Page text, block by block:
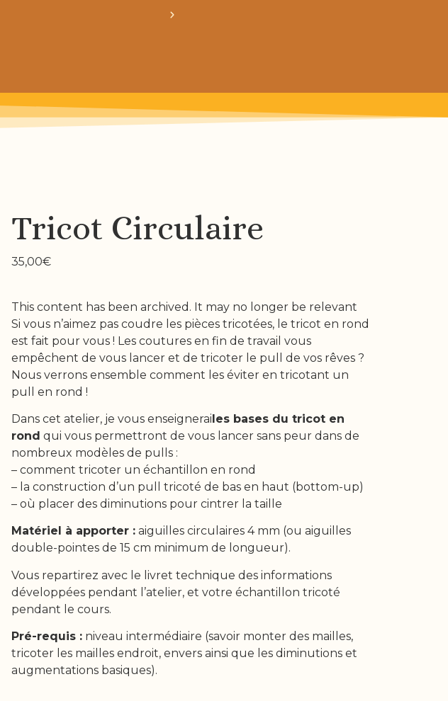
Tricot Circulaire
35,00€
This content has been archived. It may no longer be relevant
Si vous n’aimez pas coudre les pièces tricotées, le tricot en rond
est fait pour vous ! Les coutures en fin de travail vous
empêchent de vous lancer et de tricoter le pull de vos rêves ?
Nous verrons ensemble comment les éviter en tricotant un
pull en rond !
Dans cet atelier, je vous enseignerailes bases du tricot en
rond qui vous permettront de vous lancer sans peur dans de
nombreux modèles de pulls :
– comment tricoter un échantillon en rond
– la construction d’un pull tricoté de bas en haut (bottom-up)
– où placer des diminutions pour cintrer la taille
Matériel à apporter : aiguilles circulaires 4 mm (ou aiguilles
double-pointes de 15 cm minimum de longueur).
Vous repartirez avec le livret technique des informations
développées pendant l’atelier, et votre échantillon tricoté
pendant le cours.
Pré-requis : niveau intermédiaire (savoir monter des mailles,
tricoter les mailles endroit, envers ainsi que les diminutions et
augmentations basiques).